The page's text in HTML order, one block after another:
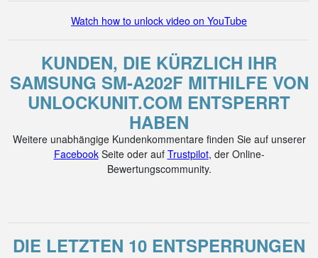
Watch how to unlock video on YouTube
KUNDEN, DIE KÜRZLICH IHR
SAMSUNG SM-A202F MITHILFE VON
UNLOCKUNIT.COM ENTSPERRT
HABEN
Weitere unabhängige Kundenkommentare finden Sie auf unserer
FacebookSeite oder auf Trustpilot, der Online-
Bewertungscommunity.
DIE LETZTEN 10 ENTSPERRUNGEN